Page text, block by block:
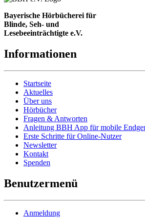
Bayerische Hörbücherei für
Blinde, Seh- und
Lesebeeinträchtigte e.V.
Informationen
Startseite
Aktuelles
Über uns
Hörbücher
Fragen & Antworten
Anleitung BBH App für mobile
Erste Schritte für Online-Nutzer
Newsletter
Kontakt
Spenden
Benutzermenü
Anmeldung